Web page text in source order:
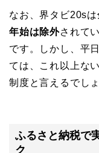
なお、界タビ20sは
年始は除外されて
です。しかし、平
ては、これ以上な
制度と言えるでしょ
ふるさと納税で
ク